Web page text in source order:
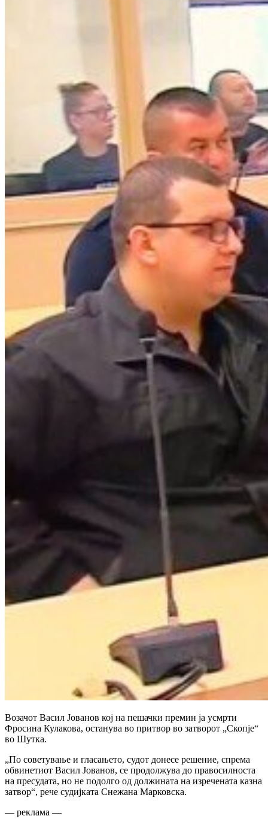
Возачот Васил Јованов кој на пешачки премин ја усмрти
Фросина Кулакова, останува во притвор во затворот „Скопје“
во Шутка.
„По советување и гласањето, судот донесе решение, спрема
обвинетиот Васил Јованов, се продолжува до правосилноста
на пресудата, но не подолго од должината на изречената казна
затвор“, рече судијката Снежана Марковска.
— реклама —